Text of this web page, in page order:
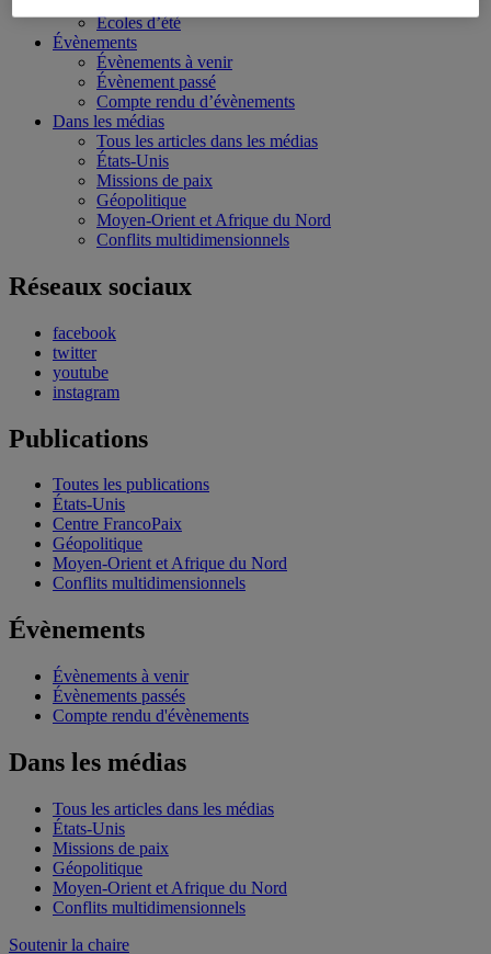
Écoles d’été
Évènements
Évènements à venir
Évènement passé
Compte rendu d’évènements
Dans les médias
Tous les articles dans les médias
États-Unis
Missions de paix
Géopolitique
Moyen-Orient et Afrique du Nord
Conflits multidimensionnels
Réseaux sociaux
facebook
twitter
youtube
instagram
Publications
Toutes les publications
États-Unis
Centre FrancoPaix
Géopolitique
Moyen-Orient et Afrique du Nord
Conflits multidimensionnels
Évènements
Évènements à venir
Évènements passés
Compte rendu d'évènements
Dans les médias
Tous les articles dans les médias
États-Unis
Missions de paix
Géopolitique
Moyen-Orient et Afrique du Nord
Conflits multidimensionnels
Soutenir la chaire